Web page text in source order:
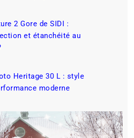
2 Gore de SIDI :
et étanchéité au
Heritage 30 L : style
moderne